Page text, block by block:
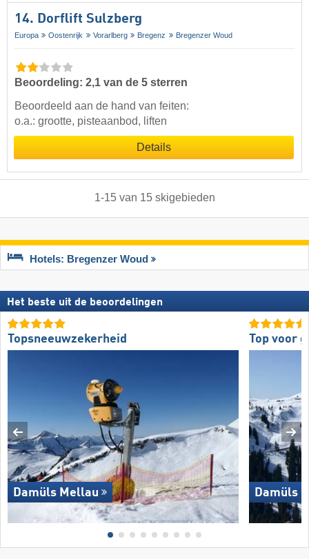
14. Dorflift Sulzberg
Europa Oostenrijk Vorarlberg Bregenz Bregenzer Woud
Beoordeling: 2,1 van de 5 sterren
Beoordeeld aan de hand van feiten:
o.a.: grootte, pisteaanbod, liften
Details
1-15van 15 skigebieden
Hotels: Bregenzer Woud
Het beste uit de beoordelingen
Topsneeuwzekerheid
Damüls Mellau
Top voor
Damüls